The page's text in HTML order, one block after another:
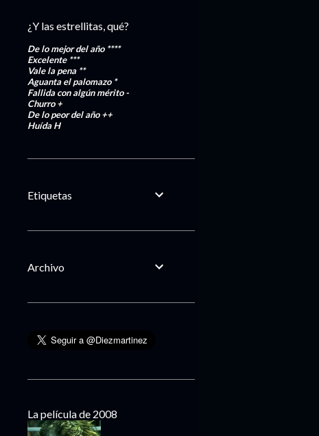
¿Y las estrellitas, qué?
De lo mejor del año ****
Excelente***
Vale la pena **
Aguanta el palomazo *
Fallida con algún mérito-
Churro+
De lo peor del año++
HuídaH
Etiquetas
Archivo
La película de 2008